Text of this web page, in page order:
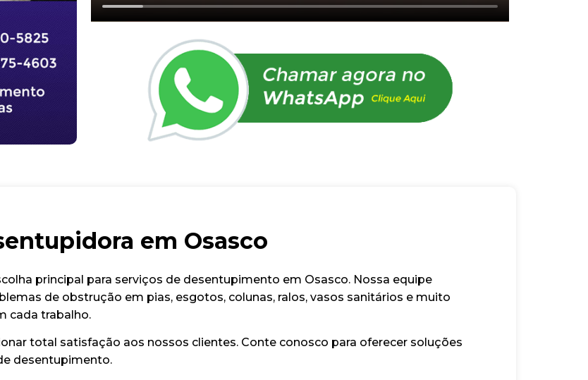
em Osasco
principal para serviços de desentupimento em Osasco. Nossa equipe
de obstrução em pias, esgotos, colunas, ralos, vasos sanitários e muito
cada trabalho.
total satisfação aos nossos clientes. Conte conosco para oferecer soluções
desentupimento.